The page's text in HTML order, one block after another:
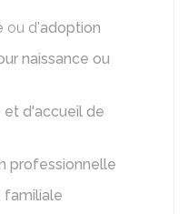
ou d'adoption
naissance ou
d'accueil de
professionnelle
familiale